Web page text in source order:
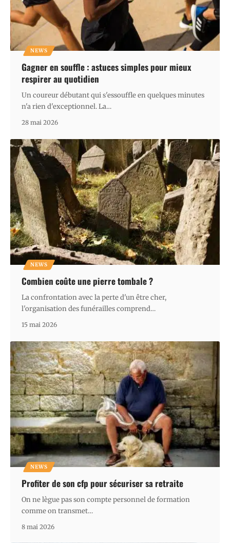
NEWS
Gagner en souffle : astuces simples pour mieux
respirer au quotidien
Un coureur débutant qui s'essouffle en quelques minutes
n'a rien d'exceptionnel. La…
28 mai 2026
NEWS
Combien coûte une pierre tombale ?
La confrontation avec la perte d'un être cher,
l'organisation des funérailles comprend…
15 mai 2026
NEWS
Profiter de son cfp pour sécuriser sa retraite
On ne lègue pas son compte personnel de formation
comme on transmet…
8 mai 2026